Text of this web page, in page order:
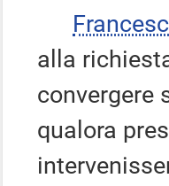
alla
convergere
qualora